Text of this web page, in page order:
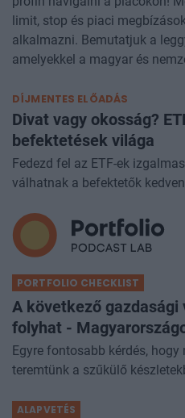
limit, stop és piaci
alkalmazni. Bemutatjuk a
amelyekkel a magyar és
DÍJMENTES ELŐADÁS
Divat vagy okosság?
befektetések világa
Fedezd fel az ETF-ek
válhatnak a befektetők
PORTFOLIO CHECKLIST
A következő gazdasági
folyhat -
Egyre fontosabb kérdés,
teremtünk a szűkülő
ALAPVETÉS